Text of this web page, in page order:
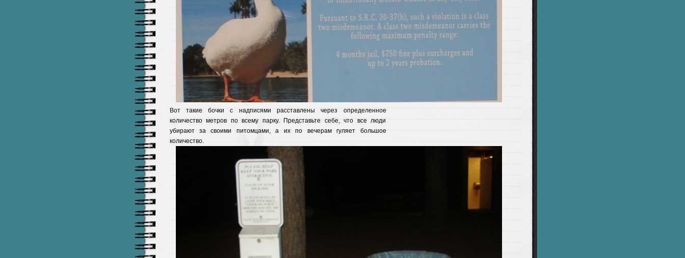
Вот такие бочки с надписями расставлены через определенное
количество метров по всему парку. Представьте себе, что все люди
убирают за своими питомцами, а их по вечерам гуляет большое
количество.